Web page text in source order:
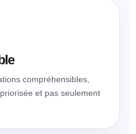
compréhensibles,
et pas seulement